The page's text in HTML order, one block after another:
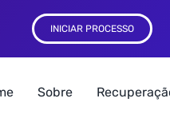
INICIAR PROCESSO
Sobre